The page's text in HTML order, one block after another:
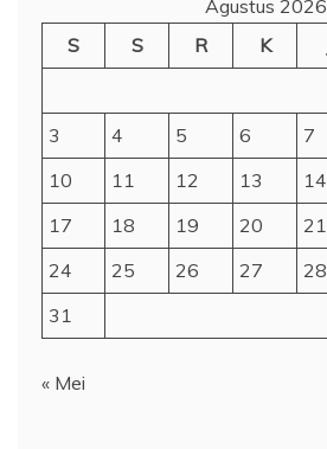
Agustus 2026
S
S R K
3
4 5 6 7
10
11 12 13 14
17
18 19 20 21
24
25 26 27 28
31
« Mei